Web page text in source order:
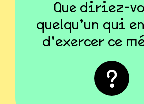
Que diriez-
quelqu’un qui
d’exercer ce
« C’est très
savoir que l’on
activement à
enfant, à son
et à son
Zhara